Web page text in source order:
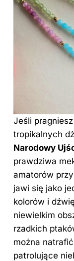
Jeśli
tropikalnych
Narodowy
prawdziwa
amatorów
jawi się jako
kolorów i
niewielkim
rzadkich
można
patrolujące